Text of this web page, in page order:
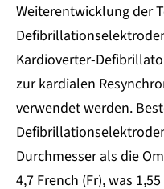
Weiterentwicklung der
Kardioverter-
zur kardialen
verwendet werden.
Durchmesser als die
4,7 French (Fr), was